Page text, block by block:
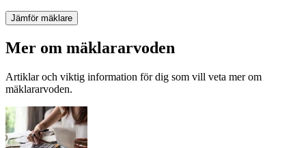
Jämför mäklare
Mer om mäklararvoden
Artiklar och viktig information för dig som vill veta mer om
mäklararvoden.